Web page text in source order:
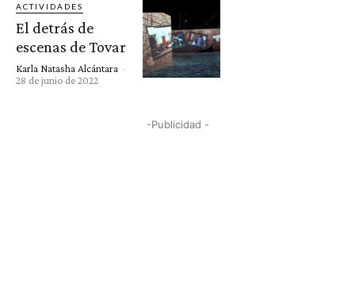
ACTIVIDADES
El detrás de
escenas de Tovar
Karla Natasha Alcántara -
28 de junio de 2022
-Publicidad -